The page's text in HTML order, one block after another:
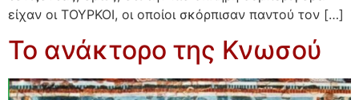
είχαν οι ΤΟΥΡΚΟΙ, οι οποίοι σκόρπισαν παντού τον […]
Το ανάκτορο της Κνωσού